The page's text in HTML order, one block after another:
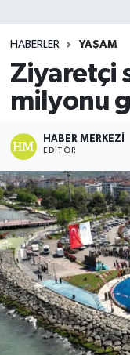
HABERLER YAŞAM
Ziyaretçi
milyonu
HABER MERKEZI
EDITÖR
Teknoloji
TRABZON
Yaşam